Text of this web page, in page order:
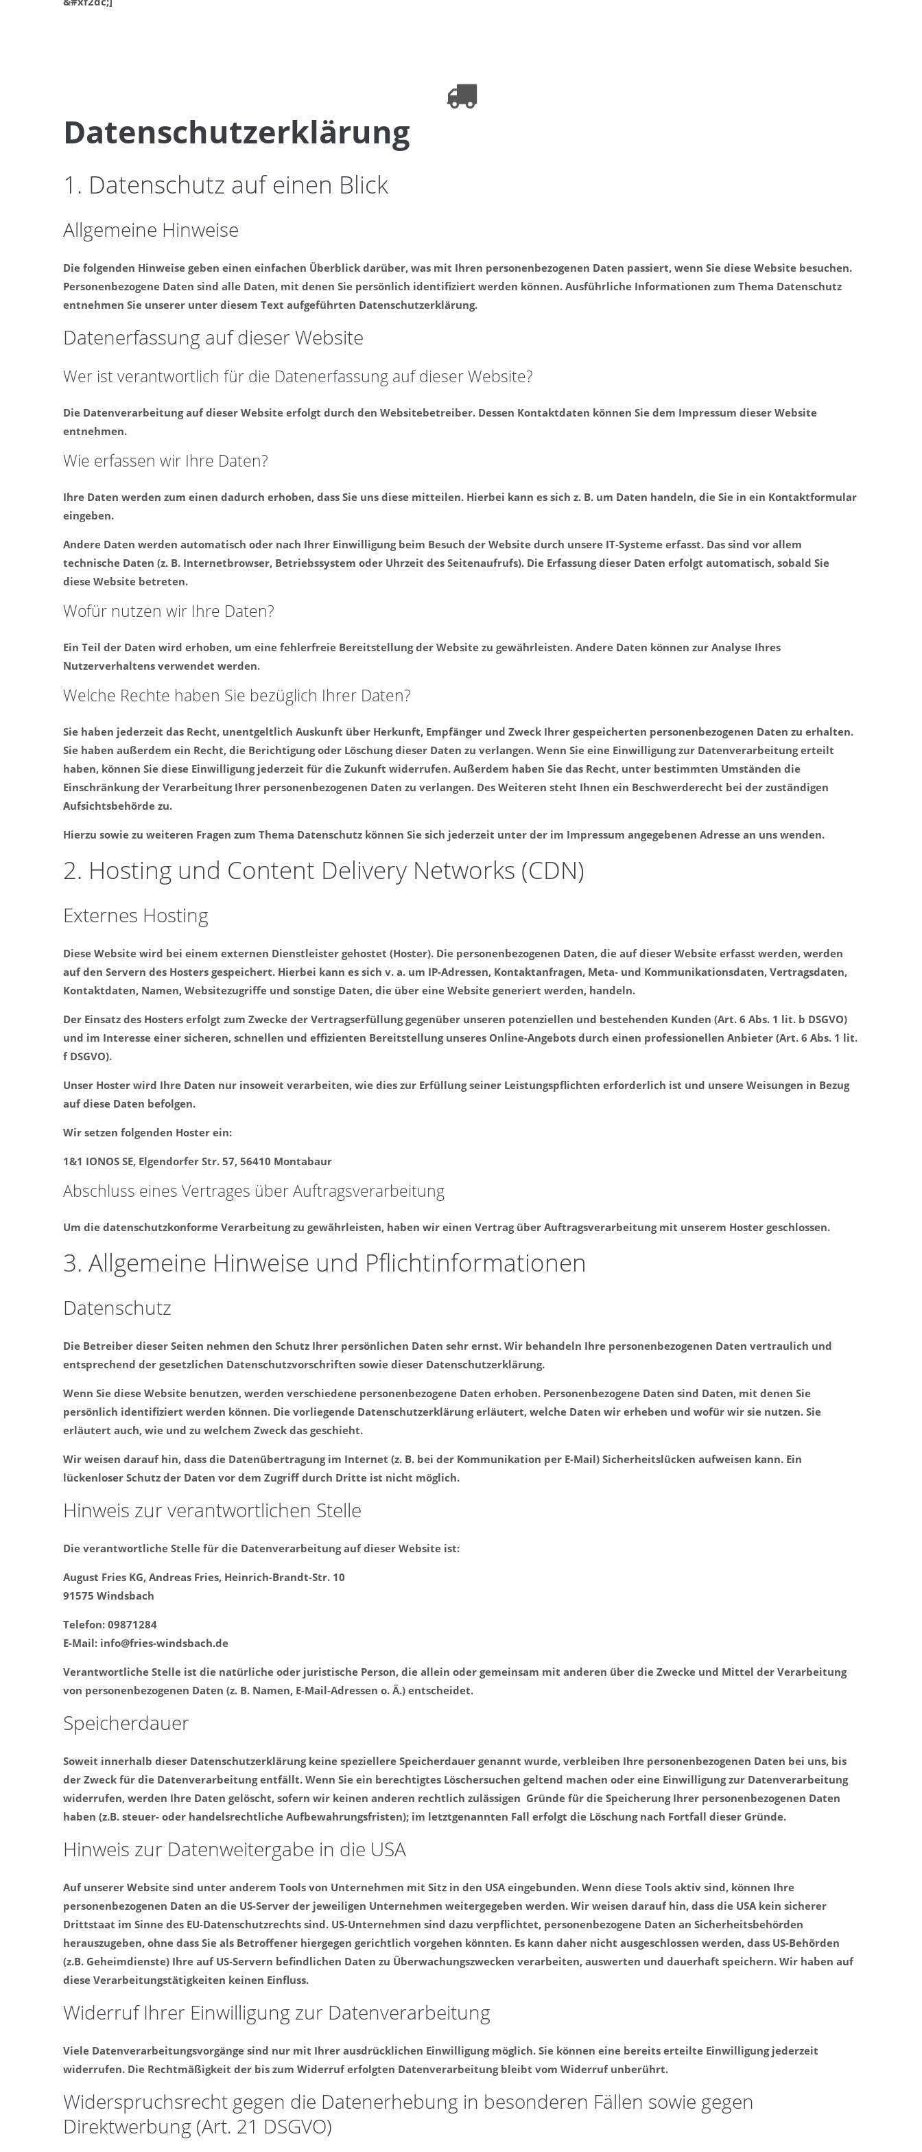
Datenschutz­erklärung
1. Datenschutz auf einen Blick
Allgemeine Hinweise
Die folgenden Hinweise geben einen einfachen Überblick darüber, was mit Ihren personenbezogenen Daten passiert, wenn Sie diese Website besuchen.
Personenbezogene Daten sind alle Daten, mit denen Sie persönlich identifiziert werden können. Ausführliche Informationen zum Thema Datenschutz
entnehmen Sie unserer unter diesem Text aufgeführten Datenschutzerklärung.
Datenerfassung auf dieser Website
Wer ist verantwortlich für die Datenerfassung auf dieser Website?
Die Datenverarbeitung auf dieser Website erfolgt durch den Websitebetreiber. Dessen Kontaktdaten können Sie dem Impressum dieser Website
entnehmen.
Wie erfassen wir Ihre Daten?
Ihre Daten werden zum einen dadurch erhoben, dass Sie uns diese mitteilen. Hierbei kann es sich z. B. um Daten handeln, die Sie in ein Kontaktformular
eingeben.
Andere Daten werden automatisch oder nach Ihrer Einwilligung beim Besuch der Website durch unsere IT-Systeme erfasst. Das sind vor allem
technische Daten (z. B. Internetbrowser, Betriebssystem oder Uhrzeit des Seitenaufrufs). Die Erfassung dieser Daten erfolgt automatisch, sobald Sie
diese Website betreten.
Wofür nutzen wir Ihre Daten?
Ein Teil der Daten wird erhoben, um eine fehlerfreie Bereitstellung der Website zu gewährleisten. Andere Daten können zur Analyse Ihres
Nutzerverhaltens verwendet werden.
Welche Rechte haben Sie bezüglich Ihrer Daten?
Sie haben jederzeit das Recht, unentgeltlich Auskunft über Herkunft, Empfänger und Zweck Ihrer gespeicherten personenbezogenen Daten zu erhalten.
Sie haben außerdem ein Recht, die Berichtigung oder Löschung dieser Daten zu verlangen. Wenn Sie eine Einwilligung zur Datenverarbeitung erteilt
haben, können Sie diese Einwilligung jederzeit für die Zukunft widerrufen. Außerdem haben Sie das Recht, unter bestimmten Umständen die
Einschränkung der Verarbeitung Ihrer personenbezogenen Daten zu verlangen. Des Weiteren steht Ihnen ein Beschwerderecht bei der zuständigen
Aufsichtsbehörde zu.
Hierzu sowie zu weiteren Fragen zum Thema Datenschutz können Sie sich jederzeit unter der im Impressum angegebenen Adresse an uns wenden.
2. Hosting und Content Delivery Networks (CDN)
Externes Hosting
Diese Website wird bei einem externen Dienstleister gehostet (Hoster). Die personenbezogenen Daten, die auf dieser Website erfasst werden, werden
auf den Servern des Hosters gespeichert. Hierbei kann es sich v. a. um IP-Adressen, Kontaktanfragen, Meta- und Kommunikationsdaten, Vertragsdaten,
Kontaktdaten, Namen, Websitezugriffe und sonstige Daten, die über eine Website generiert werden, handeln.
Der Einsatz des Hosters erfolgt zum Zwecke der Vertragserfüllung gegenüber unseren potenziellen und bestehenden Kunden (Art. 6 Abs. 1 lit. b DSGVO)
und im Interesse einer sicheren, schnellen und effizienten Bereitstellung unseres Online-Angebots durch einen professionellen Anbieter (Art. 6 Abs. 1 lit.
f DSGVO).
Unser Hoster wird Ihre Daten nur insoweit verarbeiten, wie dies zur Erfüllung seiner Leistungspflichten erforderlich ist und unsere Weisungen in Bezug
auf diese Daten befolgen.
Wir setzen folgenden Hoster ein:
1&1 IONOS SE, Elgendorfer Str. 57, 56410 Montabaur
Abschluss eines Vertrages über Auftragsverarbeitung
Um die datenschutzkonforme Verarbeitung zu gewährleisten, haben wir einen Vertrag über Auftragsverarbeitung mit unserem Hoster geschlossen.
3. Allgemeine Hinweise und Pflicht­informationen
Datenschutz
Die Betreiber dieser Seiten nehmen den Schutz Ihrer persönlichen Daten sehr ernst. Wir behandeln Ihre personenbezogenen Daten vertraulich und
entsprechend der gesetzlichen Datenschutzvorschriften sowie dieser Datenschutzerklärung.
Wenn Sie diese Website benutzen, werden verschiedene personenbezogene Daten erhoben. Personenbezogene Daten sind Daten, mit denen Sie
persönlich identifiziert werden können. Die vorliegende Datenschutzerklärung erläutert, welche Daten wir erheben und wofür wir sie nutzen. Sie
erläutert auch, wie und zu welchem Zweck das geschieht.
Wir weisen darauf hin, dass die Datenübertragung im Internet (z. B. bei der Kommunikation per E-Mail) Sicherheitslücken aufweisen kann. Ein
lückenloser Schutz der Daten vor dem Zugriff durch Dritte ist nicht möglich.
Hinweis zur verantwortlichen Stelle
Die verantwortliche Stelle für die Datenverarbeitung auf dieser Website ist:
August Fries KG, Andreas Fries, Heinrich-Brandt-Str. 10
91575 Windsbach
Telefon: 09871284
E-Mail: info@fries-windsbach.de
Verantwortliche Stelle ist die natürliche oder juristische Person, die allein oder gemeinsam mit anderen über die Zwecke und Mittel der Verarbeitung
von personenbezogenen Daten (z. B. Namen, E-Mail-Adressen o. Ä.) entscheidet.
Speicherdauer
Soweit innerhalb dieser Datenschutzerklärung keine speziellere Speicherdauer genannt wurde, verbleiben Ihre personenbezogenen Daten bei uns, bis
der Zweck für die Datenverarbeitung entfällt. Wenn Sie ein berechtigtes Löschersuchen geltend machen oder eine Einwilligung zur Datenverarbeitung
widerrufen, werden Ihre Daten gelöscht, sofern wir keinen anderen rechtlich zulässigen Gründe für die Speicherung Ihrer personenbezogenen Daten
haben (z.B. steuer- oder handelsrechtliche Aufbewahrungsfristen); im letztgenannten Fall erfolgt die Löschung nach Fortfall dieser Gründe.
Hinweis zur Datenweitergabe in die USA
Auf unserer Website sind unter anderem Tools von Unternehmen mit Sitz in den USA eingebunden. Wenn diese Tools aktiv sind, können Ihre
personenbezogenen Daten an die US-Server der jeweiligen Unternehmen weitergegeben werden. Wir weisen darauf hin, dass die USA kein sicherer
Drittstaat im Sinne des EU-Datenschutzrechts sind. US-Unternehmen sind dazu verpflichtet, personenbezogene Daten an Sicherheitsbehörden
herauszugeben, ohne dass Sie als Betroffener hiergegen gerichtlich vorgehen könnten. Es kann daher nicht ausgeschlossen werden, dass US-Behörden
(z.B. Geheimdienste) Ihre auf US-Servern befindlichen Daten zu Überwachungszwecken verarbeiten, auswerten und dauerhaft speichern. Wir haben auf
diese Verarbeitungstätigkeiten keinen Einfluss.
Widerruf Ihrer Einwilligung zur Datenverarbeitung
Viele Datenverarbeitungsvorgänge sind nur mit Ihrer ausdrücklichen Einwilligung möglich. Sie können eine bereits erteilte Einwilligung jederzeit
widerrufen. Die Rechtmäßigkeit der bis zum Widerruf erfolgten Datenverarbeitung bleibt vom Widerruf unberührt.
Widerspruchsrecht gegen die Datenerhebung in besonderen Fällen sowie gegen
Direktwerbung (Art. 21 DSGVO)